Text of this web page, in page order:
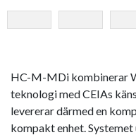
HC-M-MDi kombinerar
teknologi med CEIAs
levererar därmed en
kompakt enhet.